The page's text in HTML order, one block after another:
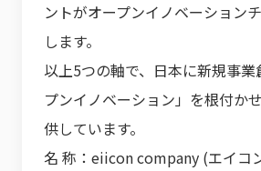
ントがオープンイノベーション
します。
以上5つの軸で、日本に新規事業
プンイノベーション」を根付か
供しています。
名 称：eiicon company (エイコ